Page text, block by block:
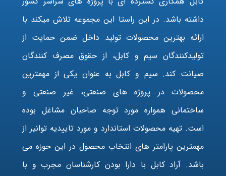
داشته باشد. در این راستا این مجموعه تلاش میکند با
ارائه بهترین محصولات تولید داخل ضمن حمایت از
تولیدکنندگان سیم و کابل، از حقوق مصرف کنندگان
صیانت کند. سیم و کابل به عنوان یکی از مهمترین
محصولات در پروژه های صنعتی، غیر صنعتی و
ساختمانی همواره مورد توجه صاحبان مشاغل بوده
است. تهیه محصولات استاندارد و مورد تاییدیه توانیر از
مهمترین پارامتر های انتخاب محصول در این حوزه می
باشد. آراد کابل با دارا بودن کارشناسان مجرب و با